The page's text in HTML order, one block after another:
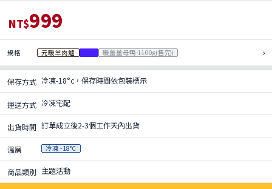
NT$999
規格 元暖羊肉爐 暖薑薑母鴨 1100g(售完) ›
保存方式 冷凍-18°c，保存時間依包裝標示
運送方式 冷凍宅配
出貨時間 訂單成立後2-3個工作天內出貨
溫層 冷凍 -18°C
商品類別 主題活動